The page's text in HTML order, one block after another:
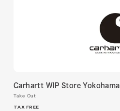
Carhartt WIP Store Yokohama
Take Out
TAX FREE